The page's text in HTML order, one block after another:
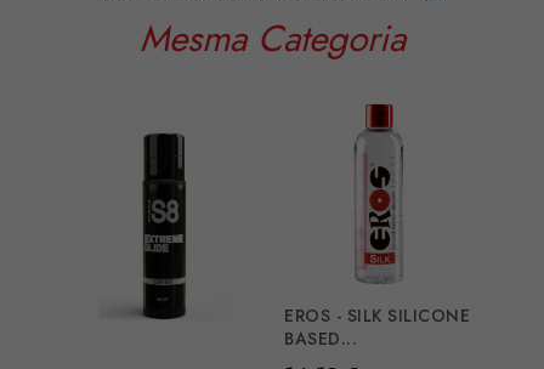
Mesma Categoria
EROS - SILK SILICONE
BASED...